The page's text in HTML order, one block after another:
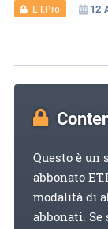
ET.Pro 12
Questo è un
abbonato
modalità di
abbonati.